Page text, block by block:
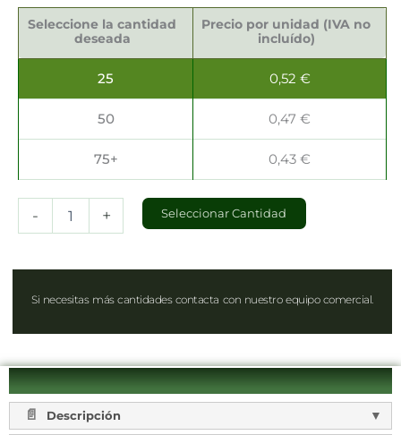
Seleccione la cantidad
deseada
Precio por unidad (IVA no
incluído)
25 0,52 €
50 0,47€
75+ 0,43€
-
Gourmet
15x15x6.5cm
+ Seleccionar Cantidad
Si necesitas más cantidades contacta con nuestro equipo comercial.
Descripción